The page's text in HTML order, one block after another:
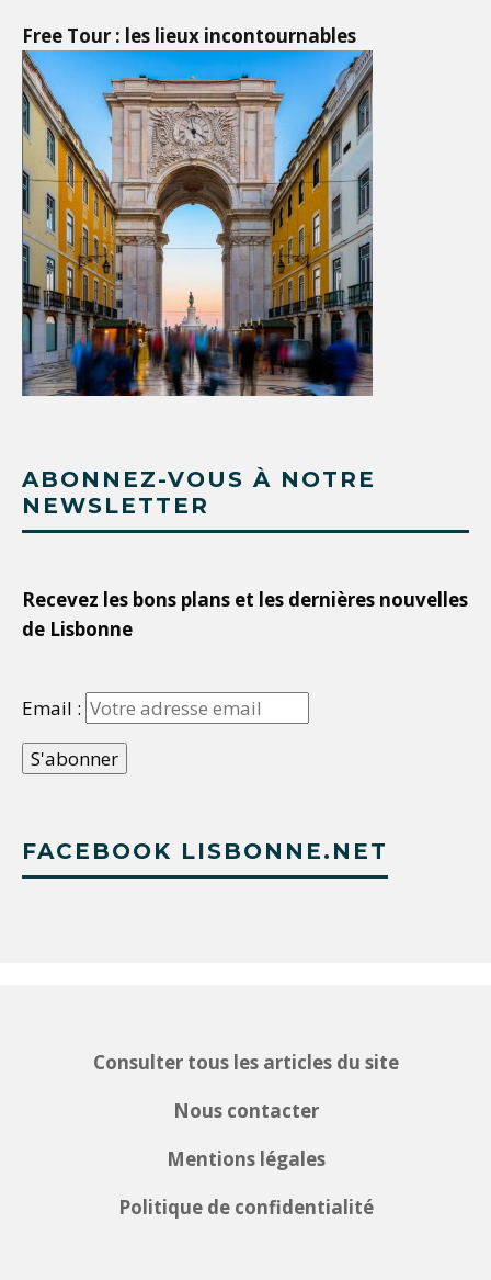
Free Tour : les lieux incontournables
ABONNEZ-VOUS À NOTRE
NEWSLETTER
Recevez les bons plans et les dernières nouvelles
de Lisbonne
Email :
FACEBOOK LISBONNE.NET
Consulter tous les articles du site
Nous contacter
Mentions légales
Politique de confidentialité